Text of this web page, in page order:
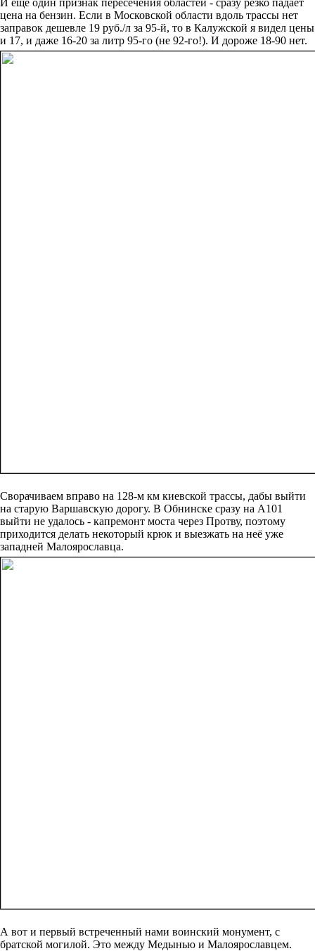
цена на бензин. Если в Московской области вдоль трассы нет
заправок дешевле 19 руб./л за 95-й, то в Калужской я видел цены
и 17, и даже 16-20 за литр 95-го (не 92-го!). И дороже 18-90 нет.
Сворачиваем вправо на 128-м км киевской трассы, дабы выйти
на старую Варшавскую дорогу. В Обнинске сразу на А101
выйти не удалось - капремонт моста через Протву, поэтому
приходится делать некоторый крюк и выезжать на неё уже
западней Малоярославца.
А вот и первый встреченный нами воинский монумент, с
братской могилой. Это между Медынью и Малоярославцем.